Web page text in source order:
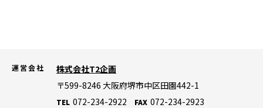
運営会社
株式会社T2企画
〒599-8246 大阪府堺市中区田園442-1
TEL 072-234-2922 FAX 072-234-2923